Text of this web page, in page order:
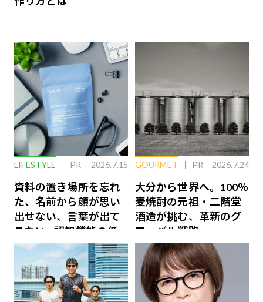
LIFESTYLE PR 2026.7.15
資料の置き場所を忘れ
た、名前から顔が思い
出せない、言葉が出て
こない…認知機能の低
下を救う、脳のインナ
ーケアとは
GOURMET PR 2026.7.24
大分から世界へ。100％
麦焼酎の元祖・二階堂
酒造が挑む、革新のグ
ローバル戦略